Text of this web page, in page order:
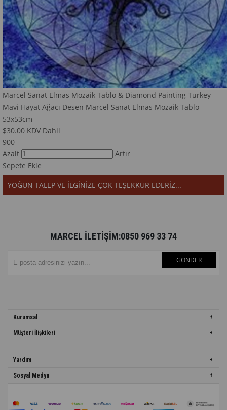
Marcel Sanat Elmas Mozaik Tablo & Diamond Painting Turkey
Mavi Hayat Ağacı Desen Marcel Sanat Elmas Mozaik Tablo
53x53cm
$30.00 KDV Dahil
900
Azalt
Artır
Sepete Ekle
YOĞUN TALEP VE İLGİNİZE ÇOK TEŞEKKÜR EDERİZ...
MARCEL İLETİŞİM:0850 969 33 74
GÖNDER
Kurumsal
Müşteri İlişkileri
Yardım
Sosyal Medya